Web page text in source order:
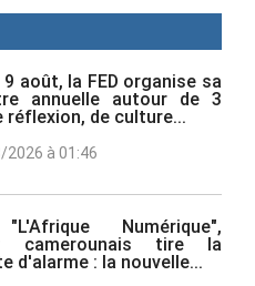
9 août, la FED organise sa
annuelle autour de 3
réflexion, de culture...
à 01:46
Numérique",
camerounais tire la
d'alarme : la nouvelle...